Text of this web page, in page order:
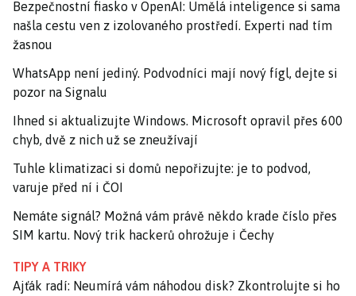
Bezpečnostní fiasko v OpenAI: Umělá inteligence si sama
našla cestu ven z izolovaného prostředí. Experti nad tím
žasnou
WhatsApp není jediný. Podvodníci mají nový fígl, dejte si
pozor na Signalu
Ihned si aktualizujte Windows. Microsoft opravil přes 600
chyb, dvě z nich už se zneužívají
Tuhle klimatizaci si domů nepořizujte: je to podvod,
varuje před ní i ČOI
Nemáte signál? Možná vám právě někdo krade číslo přes
SIM kartu. Nový trik hackerů ohrožuje i Čechy
TIPY A TRIKY
Ajťák radí: Neumírá vám náhodou disk? Zkontrolujte si ho